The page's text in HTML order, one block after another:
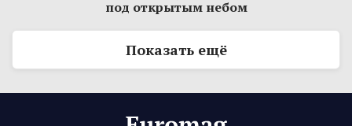
под открытым небом
Показать ещё